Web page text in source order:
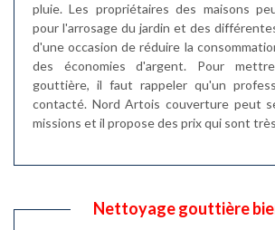
pluie. Les propriétaires des maisons
pour l'arrosage du jardin et des
d'une occasion de réduire la
des économies d'argent. Pour
gouttière, il faut rappeler qu'un
contacté. Nord Artois couverture peut
missions et il propose des prix qui sont
Nettoyage gouttière